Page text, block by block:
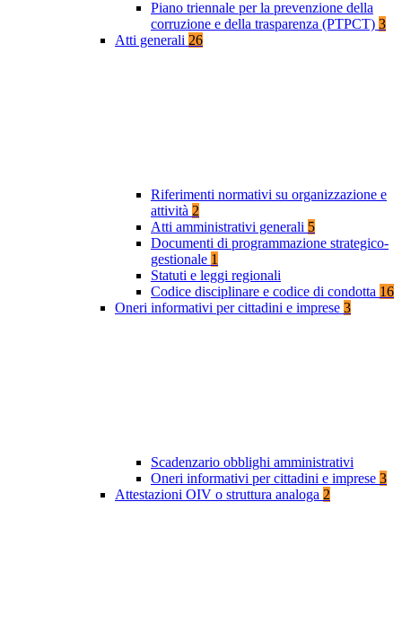
Piano triennale per la prevenzione della
corruzione e della trasparenza (PTPCT) 3
Atti generali 26
Riferimenti normativi su organizzazione e
attività 2
Atti amministrativi generali 5
Documenti di programmazione strategico-
gestionale 1
Statuti e leggi regionali
Codice disciplinare e codice di condotta 16
Oneri informativi per cittadini e imprese 3
Scadenzario obblighi amministrativi
Oneri informativi per cittadini e imprese 3
Attestazioni OIV o struttura analoga 2